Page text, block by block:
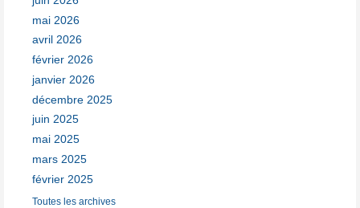
mai 2026
avril 2026
février 2026
janvier 2026
décembre 2025
juin 2025
mai 2025
mars 2025
février 2025
Toutes les archives